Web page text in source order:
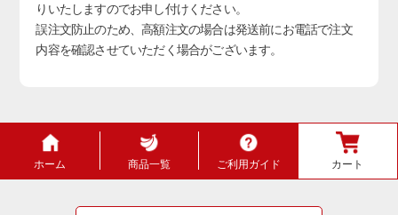
りいたしますのでお申し付けください。
誤注文防止のため、高額注文の場合は発送前にお電話で注文
内容を確認させていただく場合がございます。
ホーム 商品一覧 ご利用ガイド カート